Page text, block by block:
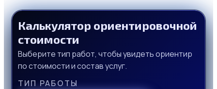
Калькулятор ориентировочной
стоимости
Выберите тип работ, чтобы увидеть ориентир
по стоимости и состав услуг.
ТИП РАБОТЫ